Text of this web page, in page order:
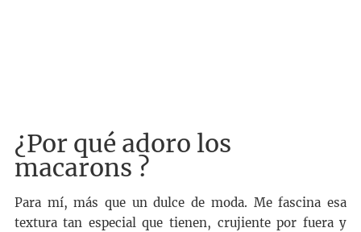
¿Por qué adoro los
macarons ?
Para mí, más que un dulce de moda. Me fascina esa
textura tan especial que tienen, crujiente por fuera y